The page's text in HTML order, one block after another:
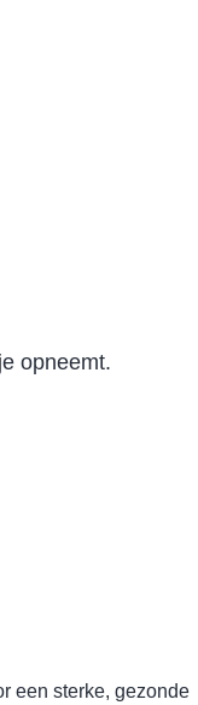
opneemt.
een sterke, gezonde